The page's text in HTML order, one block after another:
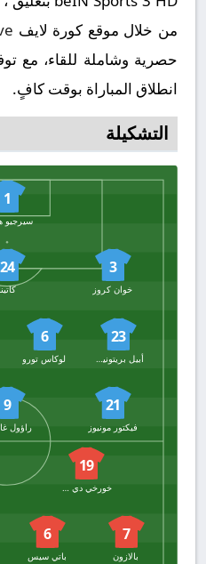
من خلال موقع كورة لايف
حصرية وشاملة للقاء، مع
انطلاق المباراة بوقت كافٍ.
التشكيلة
1
3
خوان كروز
24
23
6
لوكاس تورو
21
فيكتور مونيوز
9
راؤول
19
خورخي دي فروتوس
7
بالازون
6
باتي سيس